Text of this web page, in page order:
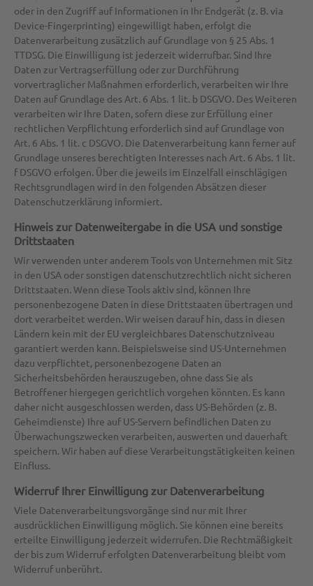
oder in den Zugriff auf Informationen in Ihr Endgerät (z. B. via
Device-Fingerprinting) eingewilligt haben, erfolgt die
Datenverarbeitung zusätzlich auf Grundlage von § 25 Abs. 1
TTDSG. Die Einwilligung ist jederzeit widerrufbar. Sind Ihre
Daten zur Vertragserfüllung oder zur Durchführung
vorvertraglicher Maßnahmen erforderlich, verarbeiten wir Ihre
Daten auf Grundlage des Art. 6 Abs. 1 lit. b DSGVO. Des Weiteren
verarbeiten wir Ihre Daten, sofern diese zur Erfüllung einer
rechtlichen Verpflichtung erforderlich sind auf Grundlage von
Art. 6 Abs. 1 lit. c DSGVO. Die Datenverarbeitung kann ferner auf
Grundlage unseres berechtigten Interesses nach Art. 6 Abs. 1 lit.
f DSGVO erfolgen. Über die jeweils im Einzelfall einschlägigen
Rechtsgrundlagen wird in den folgenden Absätzen dieser
Datenschutzerklärung informiert.
Hinweis zur Datenweitergabe in die USA und sonstige
Drittstaaten
Wir verwenden unter anderem Tools von Unternehmen mit Sitz
in den USA oder sonstigen datenschutzrechtlich nicht sicheren
Drittstaaten. Wenn diese Tools aktiv sind, können Ihre
personenbezogene Daten in diese Drittstaaten übertragen und
dort verarbeitet werden. Wir weisen darauf hin, dass in diesen
Ländern kein mit der EU vergleichbares Datenschutzniveau
garantiert werden kann. Beispielsweise sind US-Unternehmen
dazu verpflichtet, personenbezogene Daten an
Sicherheitsbehörden herauszugeben, ohne dass Sie als
Betroffener hiergegen gerichtlich vorgehen könnten. Es kann
daher nicht ausgeschlossen werden, dass US-Behörden (z. B.
Geheimdienste) Ihre auf US-Servern befindlichen Daten zu
Überwachungszwecken verarbeiten, auswerten und dauerhaft
speichern. Wir haben auf diese Verarbeitungstätigkeiten keinen
Einfluss.
Widerruf Ihrer Einwilligung zur Datenverarbeitung
Viele Datenverarbeitungsvorgänge sind nur mit Ihrer
ausdrücklichen Einwilligung möglich. Sie können eine bereits
erteilte Einwilligung jederzeit widerrufen. Die Rechtmäßigkeit
der bis zum Widerruf erfolgten Datenverarbeitung bleibt vom
Widerruf unberührt.